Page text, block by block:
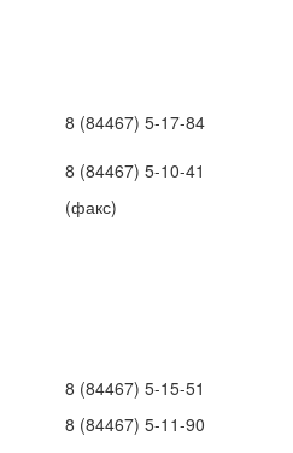
8 (84467) 5-17-84
8 (84467) 5-10-41
(факс)
8 (84467) 5-15-51
8 (84467) 5-11-90